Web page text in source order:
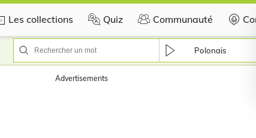
Les collections Quiz Communauté
Polonais
Advertisements